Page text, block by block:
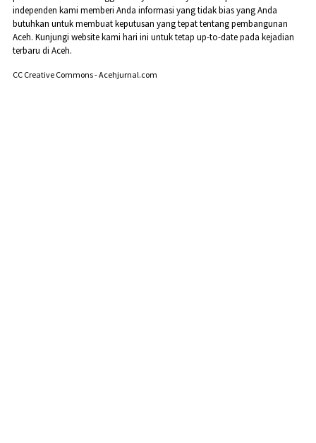
independen kami memberi Anda informasi yang tidak bias yang Anda
butuhkan untuk membuat keputusan yang tepat tentang pembangunan
Aceh. Kunjungi website kami hari ini untuk tetap up-to-date pada kejadian
terbaru di Aceh.
CC Creative Commons - Acehjurnal.com